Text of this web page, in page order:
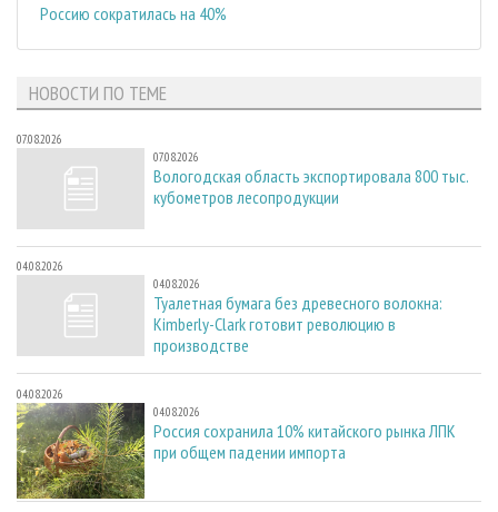
Россию сократилась на 40%
НОВОСТИ ПО ТЕМЕ
07.08.2026
07.08.2026
Вологодская область экспортировала 800 тыс.
кубометров лесопродукции
04.08.2026
04.08.2026
Туалетная бумага без древесного волокна:
Kimberly-Clark готовит революцию в
производстве
04.08.2026
04.08.2026
Россия сохранила 10% китайского рынка ЛПК
при общем падении импорта